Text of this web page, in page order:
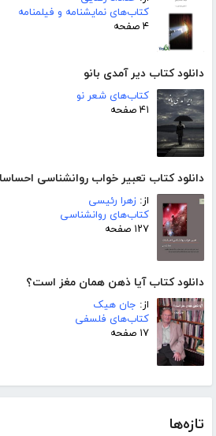
کتاب‌های نمایشنامه و فیلمنامه
۴ صفحه
دانلود کتاب دیر آمدی بانو
کتاب‌های شعر نو
۴۱ صفحه
دانلود کتاب تعبیر خواب روانشناسی
از: زهرا رئیسی
کتاب‌های روانشناسی
۱۲۷ صفحه
دانلود کتاب آیا ذهن همان مغز است؟
از: جان هیک
کتاب‌های فلسفی
۱۷ صفحه
تازه‌ها